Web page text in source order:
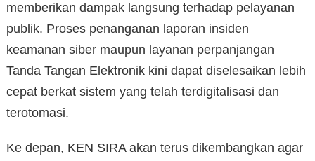
memberikan dampak langsung terhadap pelayanan
publik. Proses penanganan laporan insiden
keamanan siber maupun layanan perpanjangan
Tanda Tangan Elektronik kini dapat diselesaikan lebih
cepat berkat sistem yang telah terdigitalisasi dan
terotomasi.
Ke depan, KEN SIRA akan terus dikembangkan agar